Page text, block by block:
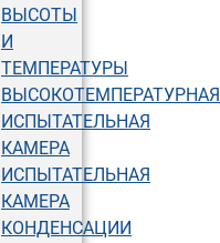
ВЫСОТЫ
И
ТЕМПЕРАТУРЫ
ВЫСОКОТЕМПЕРАТУРНАЯ
ИСПЫТАТЕЛЬНАЯ
КАМЕРА
ИСПЫТАТЕЛЬНАЯ
КАМЕРА
КОНДЕНСАЦИИ